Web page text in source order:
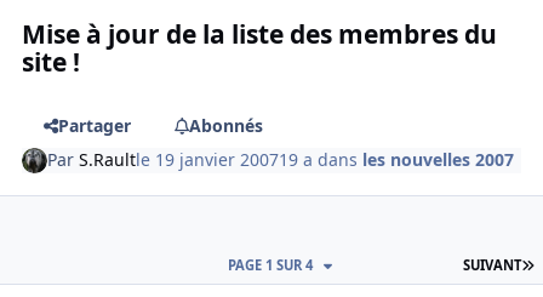
Mise à jour de la liste des membres du
site !
Partager
Abonnés
ParS.Raultle 19 janvier 200719 a dans les nouvelles 2007
SUIVANT
PAGE 1 SUR 4